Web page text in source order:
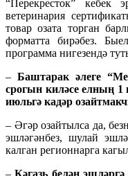
“Перекресток” кебек
ветеринария
товар озата торган
форматта бирәбез.
программа нигезендә
– Баштарак әлеге
срогын киләсе елның 1
июльгә кадәр
– Әгәр озайтылса да,
эшләгәнбез, шулай
калган регионнарга
–Кәгазь белән